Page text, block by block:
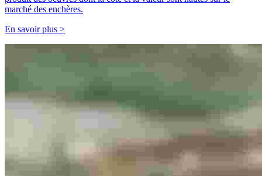
marché des enchères.
En savoir plus >